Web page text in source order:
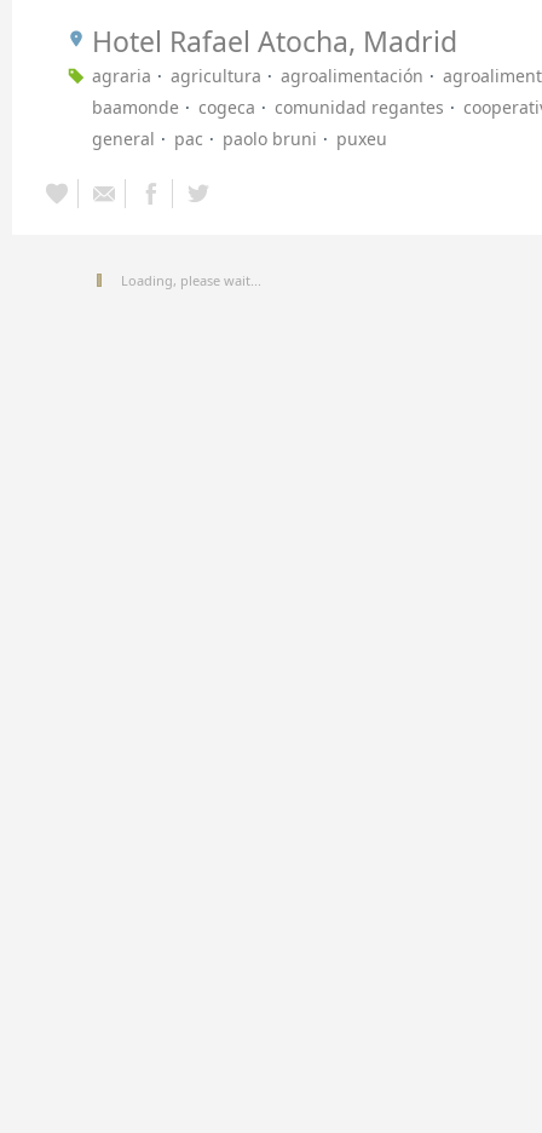
Hotel Rafael Atocha, Madrid
agraria agricultura agroalimentación
baamonde
cogeca comunidad regantes
general
pac paolo bruni puxeu
Loading, please wait...